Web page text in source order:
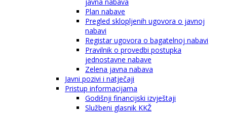
Plan nabave
Pregled sklopljenih ugovora o javnoj
nabavi
Registar ugovora o bagatelnoj nabavi
Pravilnik o provedbi postupka
jednostavne nabave
Zelena javna nabava
Javni pozivi i natječaji
Pristup informacijama
Godišnji financijski izvještaji
Službeni glasnik KKŽ